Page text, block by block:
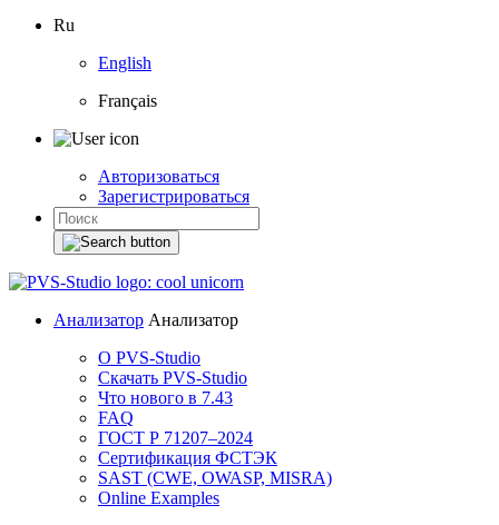
Ru
English
Français
Авторизоваться
Зарегистрироваться
Анализатор Анализатор
О PVS-Studio
Скачать PVS-Studio
Что нового в 7.43
FAQ
ГОСТ Р 71207–2024
Сертификация ФСТЭК
SAST (CWE, OWASP, MISRA)
Online Examples